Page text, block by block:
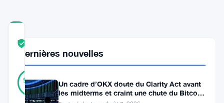
SCORE
90%
RÉEL
Mis à jour 2 ans il y a
Dernières nouvelles
Un cadre d’OKX doute du Clarity Act avant
les midterms et craint une chute du Bitcoin